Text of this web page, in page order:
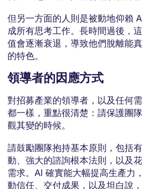
但另一方面的人則是被動地仰賴
成所有思考工作。長時間過後，
值會逐漸衰退，導致他們脫離能
的特色。
領導者的因應方式
對招募產業的領導者，以及任何
都一樣，重點很清楚：請保護團
觀其變的時候。
請鼓勵團隊抱持基本原則，包括
動、強大的諮詢根本法則，以及
需求。AI 確實能大幅提高生產力
動信任、交付成果，以及坦白說